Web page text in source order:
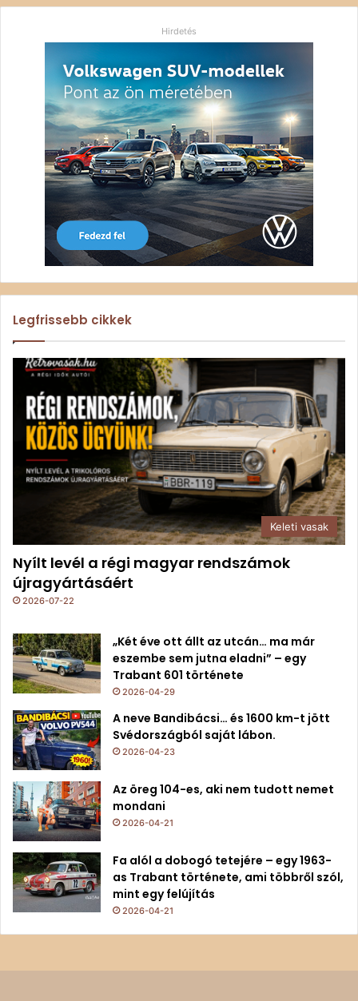
Hirdetés
Legfrissebb cikkek
Keleti vasak
Nyílt levél a régi magyar rendszámok
újragyártásáért
2026-07-22
„Két éve ott állt az utcán… ma már
eszembe sem jutna eladni” – egy
Trabant 601 története
2026-04-29
A neve Bandibácsi… és 1600 km-t jött
Svédországból saját lábon.
2026-04-23
Az öreg 104-es, aki nem tudott nemet
mondani
2026-04-21
Fa alól a dobogó tetejére – egy 1963-
as Trabant története, ami többről szól,
mint egy felújítás
2026-04-21